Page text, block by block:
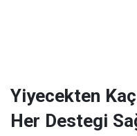
Yiyecekten
Her Destegi